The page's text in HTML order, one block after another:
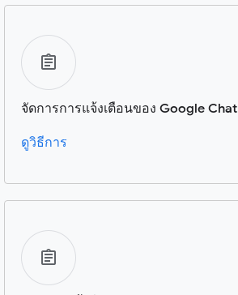
จัดการการแจ้งเตือนของ Google Chat
ดูวิธีการ